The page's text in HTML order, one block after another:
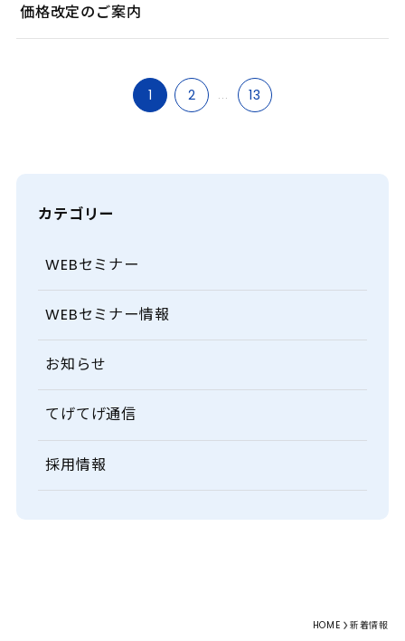
価格改定のご案内
1 2 ... 13
カテゴリー
WEBセミナー
WEBセミナー情報
お知らせ
てげてげ通信
採用情報
HOME 新着情報